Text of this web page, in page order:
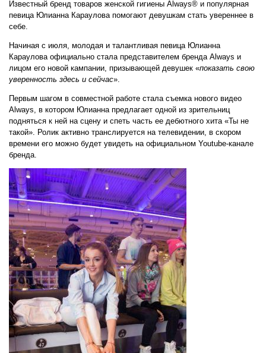
Известный бренд товаров женской гигиены Always® и популярная
певица Юлианна Караулова помогают девушкам стать увереннее в
себе.
Начиная с июля, молодая и талантливая певица Юлианна
Караулова официально стала представителем бренда Always и
лицом его новой кампании, призывающей девушек «показать свою
уверенность здесь и сейчас».
Первым шагом в совместной работе стала съемка нового видео
Always, в котором Юлианна предлагает одной из зрительниц
подняться к ней на сцену и спеть часть ее дебютного хита «Ты не
такой». Ролик активно транслируется на телевидении, в скором
времени его можно будет увидеть на официальном Youtube-канале
бренда.